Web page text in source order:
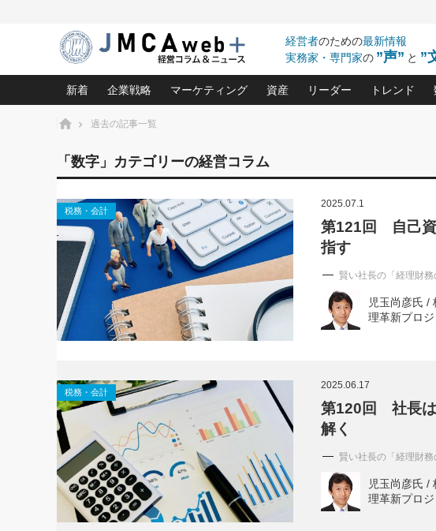
経営者のための最新情報
実務家・専門家の ”声” と ”
新着
2026.08.5
朝礼・会議での「社長の３分間
スピーチ」ネタ帳（2026年8月5
日号）
2026.08.5
第109話 伝統的産品を21世紀
に生かし切る！
2026.08.5
企業戦略
中小企業の「１位づくり」戦略(96)
利益を最大化する「業務改善」横田尚哉氏(5)
強い会社を築く ビジネス・クリニック(240)
日本レーザー「人を大切にしながら利益を上げる経営」の極意
(3)
武器としてのM&A入門(3)
社長のための“儲かる通販”戦略視点(151)
継続経営 百話百行(85)
マーケティング
ネット戦略成功の秘訣 圧倒的に儲かる仕組みづく
ビジネスを一瞬で制する！一流グローバル経営者は
ロングセラーの玉手箱(9)
大復活＆快進撃！ユニバーサルスタジオジャパンの
は(5)
最高の自分を表現する 成功イメージ戦略(77)
酒井光雄 成功事例に学ぶ繁栄企業のブランド戦略
資産
どうなる金融業界(39)
中国経済の最新動向(204)
事業承継の前に、決めておきた
きたいコト(12)
会社と社長のための資産管理講
深読み企業分析(152)
リーダー
ビジネスリーダー×次の
ピョートル・F・グジ
指導者たる者かくあるべ
朝礼・会議での「社長
楠木建の「経営知にな
次もあなたにお願いし
酒井英之の社長のビジ
トレンド
北村森の
社長のメシ
ホーム 過去の記事一覧
「数字」カテゴリーの経営コラム
税務・会計
2025.07.1
第121回 自己資
指す
賢い社長の「経理財務
児玉尚彦氏 /
理革新プロ
税務・会計
2025.06.17
第120回 社長は
解く
賢い社長の「経理財務
児玉尚彦氏 /
理革新プロ